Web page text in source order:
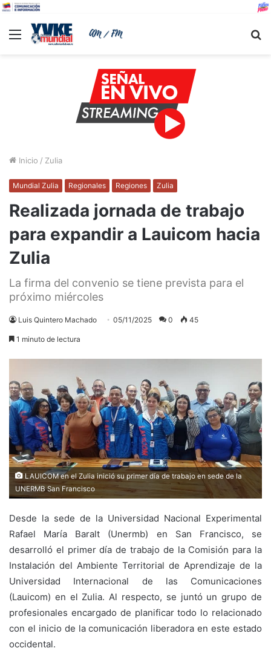
Menu
Inicio / Zulia
Mundial Zulia Regionales Regiones Zulia
Realizada jornada de trabajo
para expandir a Lauicom hacia
Zulia
La firma del convenio se tiene prevista para el
próximo miércoles
Luis Quintero Machado 05/11/2025 0 45
1 minuto de lectura
LAUICOM en el Zulia inició su primer día de trabajo en sede de la
UNERMB San Francisco
Desde la sede de la Universidad Nacional Experimental
Rafael María Baralt (Unermb) en San Francisco, se
desarrolló el primer día de trabajo de la Comisión para la
Instalación del Ambiente Territorial de Aprendizaje de la
Universidad Internacional de las Comunicaciones
(Lauicom) en el Zulia. Al respecto, se juntó un grupo de
profesionales encargado de planificar todo lo relacionado
con el inicio de la comunicación liberadora en este estado
occidental.